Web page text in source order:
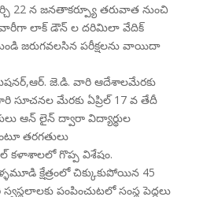
22 న జనతాకర్ప్యూ తరువాత నుంచి
లాక్ డౌన్ ల దరిమిలా వేదిక్
జరుగవలసిన పరీక్షలను వాయిదా
జె.డి. వారి ఆదేశాలమేరకు
సూచనల మేరకు ఏప్రిల్ 17 వ తేదీ
ఆన్ లైన్ ద్వారా విద్యార్థుల
తరగతులు
కళాశాలలో గొప్ప విశేషం.
క్షేత్రంలో చిక్కుకుపోయిన 45
పంపించుటలో సంస్థ పెద్దలు